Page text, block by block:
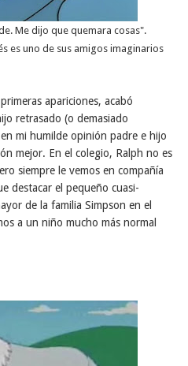
Me dijo que quemara cosas".
es uno de sus amigos imaginarios
apariciones, acabó
retrasado (o demasiado
mi humilde opinión padre e hijo
mejor. En el colegio, Ralph no es
siempre le vemos en compañía
destacar el pequeño cuasi-
de la familia Simpson en el
a un niño mucho más normal